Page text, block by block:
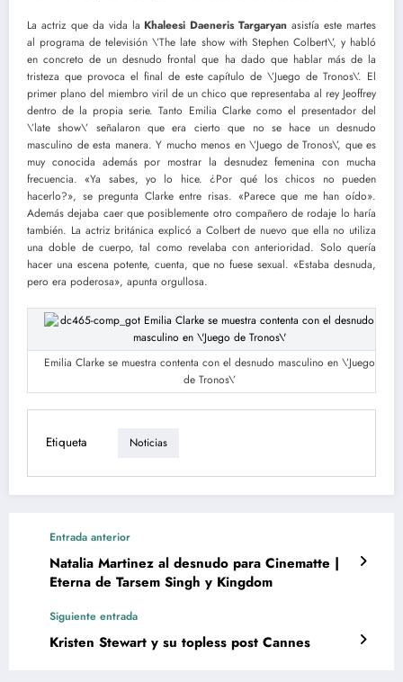
La actriz que da vida la Khaleesi Daeneris Targaryan asistía este martes
al programa de televisión \’The late show with Stephen Colbert\’, y habló
en concreto de un desnudo frontal que ha dado que hablar más de la
tristeza que provoca el final de este capítulo de \’Juego de Tronos\’. El
primer plano del miembro viril de un chico que representaba al rey Jeoffrey
dentro de la propia serie. Tanto Emilia Clarke como el presentador del
\’late show\’ señalaron que era cierto que no se hace un desnudo
masculino de esta manera. Y mucho menos en \’Juego de Tronos\’, que es
muy conocida además por mostrar la desnudez femenina con mucha
frecuencia. «Ya sabes, yo lo hice. ¿Por qué los chicos no pueden
hacerlo?», se pregunta Clarke entre risas. «Parece que me han oído».
Además dejaba caer que posiblemente otro compañero de rodaje lo haría
también. La actriz británica explicó a Colbert de nuevo que ella no utiliza
una doble de cuerpo, tal como revelaba con anterioridad. Solo quería
hacer una escena potente, cuenta, que no fuese sexual. «Estaba desnuda,
pero era poderosa», apunta orgullosa.
Emilia Clarke se muestra contenta con el desnudo masculino en \’Juego
de Tronos\’
Etiqueta Noticias
Entrada anterior
Natalia Martinez al desnudo para Cinematte |
Eterna de Tarsem Singh y Kingdom
Siguiente entrada
Kristen Stewart y su topless post Cannes